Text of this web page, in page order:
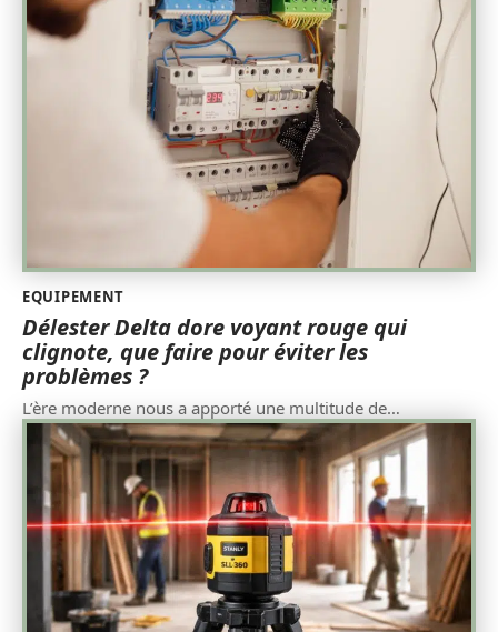
EQUIPEMENT
Délester Delta dore voyant rouge qui
clignote, que faire pour éviter les
problèmes ?
L’ère moderne nous a apporté une multitude de…